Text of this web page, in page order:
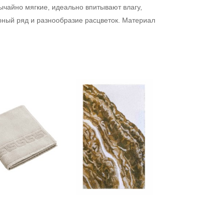
мягкие, идеально впитывают влагу,
ряд и разнообразие расцветок. Материал